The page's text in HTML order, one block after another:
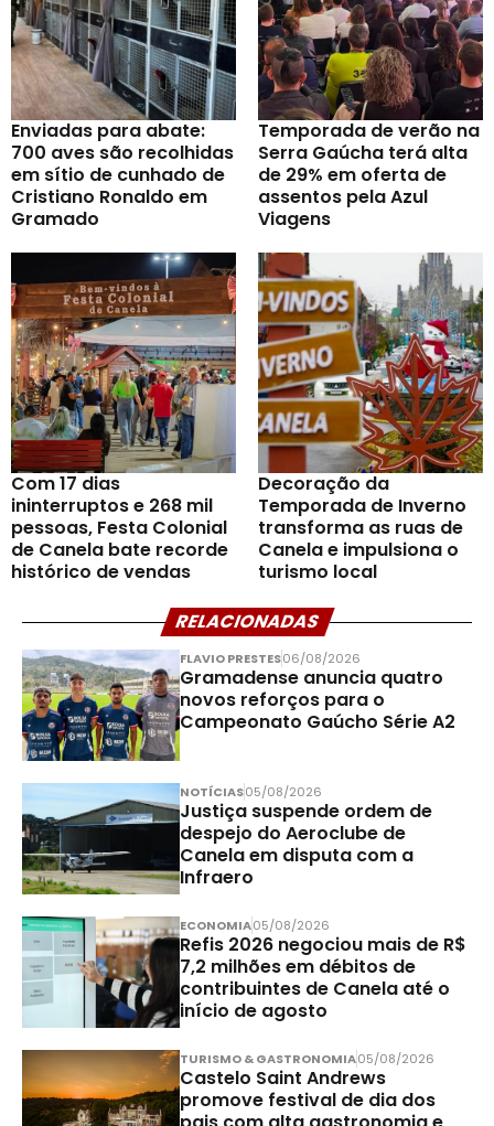
Enviadas para abate:
700 aves são recolhidas
em sítio de cunhado de
Cristiano Ronaldo em
Gramado
Temporada de verão na
Serra Gaúcha terá alta
de 29% em oferta de
assentos pela Azul
Viagens
Com 17 dias
ininterruptos e 268 mil
pessoas, Festa Colonial
de Canela bate recorde
histórico de vendas
Decoração da
Temporada de Inverno
transforma as ruas de
Canela e impulsiona o
turismo local
RELACIONADAS
FLAVIO PRESTES06/08/2026
Gramadense anuncia quatro
novos reforços para o
Campeonato Gaúcho Série A2
NOTÍCIAS05/08/2026
Justiça suspende ordem de
despejo do Aeroclube de
Canela em disputa com a
Infraero
ECONOMIA05/08/2026
Refis 2026 negociou mais de R$
7,2 milhões em débitos de
contribuintes de Canela até o
início de agosto
TURISMO & GASTRONOMIA05/08/2026
Castelo Saint Andrews
promove festival de dia dos